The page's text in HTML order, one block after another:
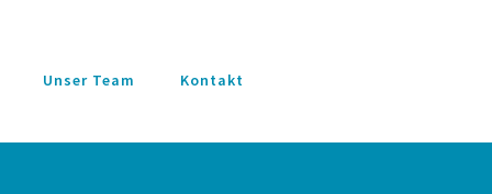
Unser Team Kontakt